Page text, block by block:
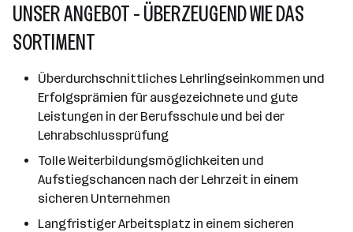
UNSER ANGEBOT - ÜBERZEUGEND WIE DAS
SORTIMENT
Überdurchschnittliches Lehrlingseinkommen und
Erfolgsprämien für ausgezeichnete und gute
Leistungen in der Berufsschule und bei der
Lehrabschlussprüfung
Tolle Weiterbildungsmöglichkeiten und
Aufstiegschancen nach der Lehrzeit in einem
sicheren Unternehmen
Langfristiger Arbeitsplatz in einem sicheren